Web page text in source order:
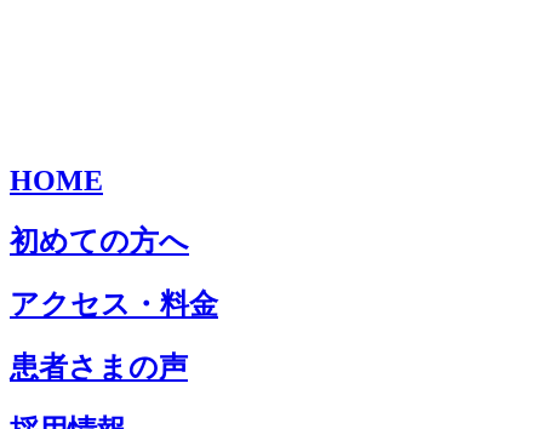
HOME
初めての方へ
アクセス・料金
患者さまの声